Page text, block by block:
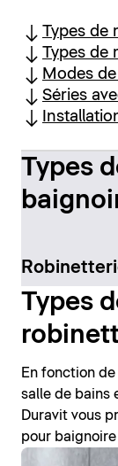
Types de
Types de
Modes
Séries
Types
Types
En fonction
salle de bains
Duravit vous
pour baignoire